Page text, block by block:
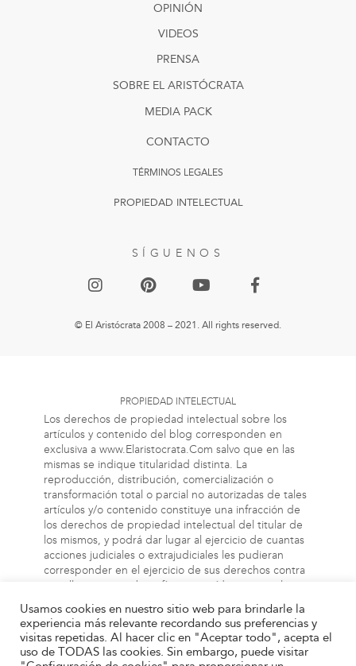
OPINIÓN
VIDEOS
PRENSA
SOBRE EL ARISTÓCRATA
MEDIA PACK
SÍGUENOS
© El Aristócrata 2008 – 2021. All rights reserved.
PROPIEDAD INTELECTUAL
TÉRMINOS LEGALES
CONTACTO
PROPIEDAD INTELECTUAL
Los derechos de propiedad intelectual sobre los
artículos y contenido del blog corresponden en
exclusiva a www.Elaristocrata.Com salvo que en las
mismas se indique titularidad distinta. La
reproducción, distribución, comercialización o
transformación total o parcial no autorizadas de tales
artículos y/o contenido constituye una infracción de
los derechos de propiedad intelectual del titular de
los mismos, y podrá dar lugar al ejercicio de cuantas
acciones judiciales o extrajudiciales les pudieran
corresponder en el ejercicio de sus derechos contra
aquellas personas bien físicas o jurídicas que vulneren
o perjudiquen los referidos derechos. Asimismo, la
información a la cual el usuario puede acceder a
través de este blog, puede estar protegida por
derechos de propiedad industrial, intelectual o de
otra índole. El propietario de este blog no será
Usamos cookies en nuestro sitio web para brindarle la
experiencia más relevante recordando sus preferencias y
visitas repetidas. Al hacer clic en "Aceptar todo", acepta el
uso de TODAS las cookies. Sin embargo, puede visitar